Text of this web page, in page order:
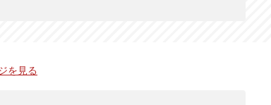
を見る